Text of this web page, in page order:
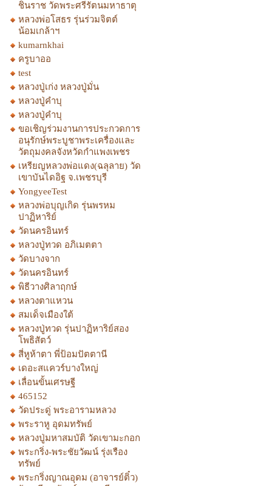
ชินราช วัดพระศรีรัตนมหาธาตุ
หลวงพ่อโสธร รุ่นร่วมจิตต์
น้อมเกล้าฯ
kumarnkhai
ครูบาออ
test
หลวงปู่เก่ง หลวงปู่มั่น
หลวงปู่คำบุ
หลวงปู่คำบุ
ขอเชิญร่วมงานการประกวดการ
อนุรักษ์พระบูชาพระเครื่องและ
วัตถุมงคลจังหวัดกำแพงเพชร
เหรียญหลวงพ่อแดง(ฉลุลาย) วัด
เขาบันไดอิฐ จ.เพชรบุรี
YongyeeTest
หลวงพ่อบุญเกิด รุ่นพรหม
ปาฏิหาริย์
วัดนครอินทร์
หลวงปู่ทวด อภิเมตตา
วัดบางจาก
วัดนครอินทร์
พิธีวางศิลาฤกษ์
หลวงตาแหวน
สมเด็จเมืองใต้
หลวงปู่ทวด รุ่นปาฏิหาริย์สอง
โพธิสัตว์
สี่หูห้าตา พี่ป้อมปัตตานี
เดอะสแควร์บางใหญ่
เลื่อนขั้นเศรษฐี
465152
วัดประดู่ พระอารามหลวง
พระราหู อุดมทรัพย์
หลวงปู่มหาสมบัติ วัดเขามะกอก
พระกริ่ง-พระชัยวัฒน์ รุ่งเรือง
ทรัพย์
พระกริ่งญาณอุดม (อาจารย์ติ๋ว)